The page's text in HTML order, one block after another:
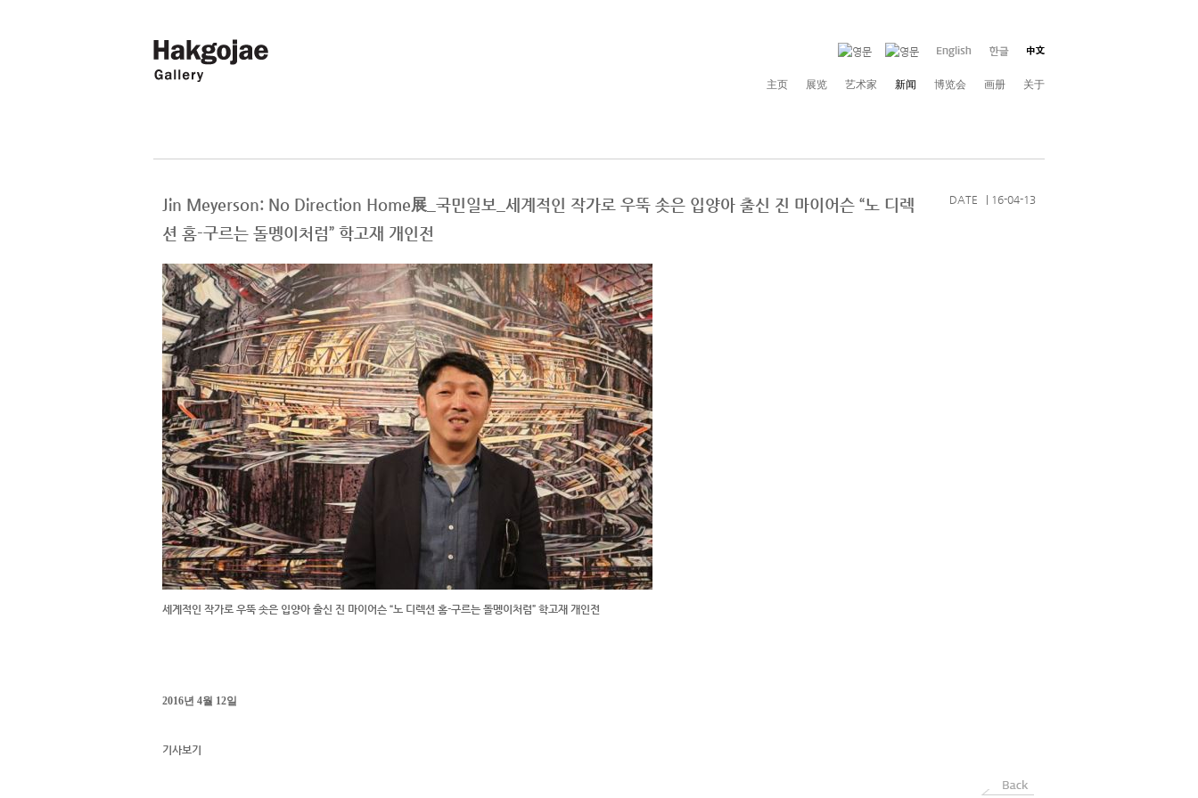
主页 展览 艺术家 新闻 博览会 画册 关于
Jin Meyerson: No Direction Home展_국민일보_세계적인 작가로 우뚝 솟은 입양아 출신 진 마이어슨 “노 디렉
션 홈-구르는 돌멩이처럼” 학고재 개인전
DATE | 16-04-13
세계적인 작가로 우뚝 솟은 입양아 출신 진 마이어슨 “노 디렉션 홈-구르는 돌멩이처럼” 학고재 개인전
2016년 4월 12일
기사보기